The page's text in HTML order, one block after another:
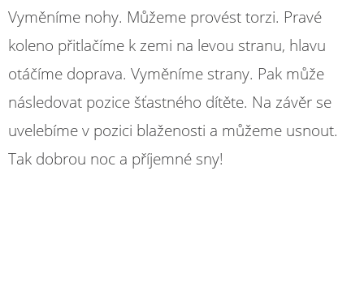
Vyměníme nohy. Můžeme provést torzi. Pravé
koleno přitlačíme k zemi na levou stranu, hlavu
otáčíme doprava. Vyměníme strany. Pak může
následovat pozice šťastného dítěte. Na závěr se
uvelebíme v pozici blaženosti a můžeme usnout.
Tak dobrou noc a příjemné sny!